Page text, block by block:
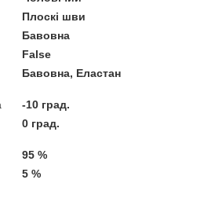
Плоскі шви
Бавовна
False
Бавовна, Еластан
-10 град.
0 град.
95 %
5 %